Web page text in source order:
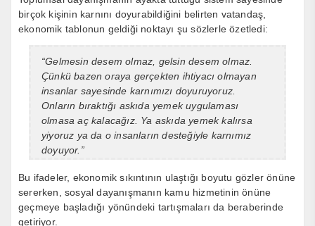
birçok kişinin karnını doyurabildiğini belirten vatandaş,
ekonomik tablonun geldiği noktayı şu sözlerle özetledi:
“Gelmesin desem olmaz, gelsin desem olmaz.
Çünkü bazen oraya gerçekten ihtiyacı olmayan
insanlar sayesinde karnımızı doyuruyoruz.
Onların bıraktığı askıda yemek uygulaması
olmasa aç kalacağız. Ya askıda yemek kalırsa
yiyoruz ya da o insanların desteğiyle karnımız
doyuyor.”
Bu ifadeler, ekonomik sıkıntının ulaştığı boyutu gözler önüne
sererken, sosyal dayanışmanın kamu hizmetinin önüne
geçmeye başladığı yönündeki tartışmaları da beraberinde
getiriyor.